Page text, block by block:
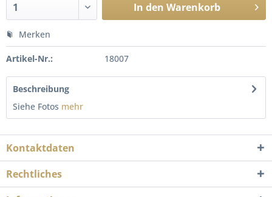
In den Warenkorb
Merken
Artikel-Nr.: 18007
Beschreibung
Siehe Fotos mehr
Kontaktdaten
Rechtliches